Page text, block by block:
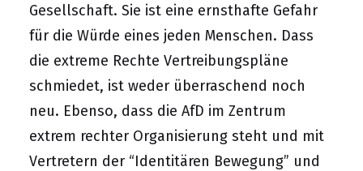
Gesellschaft. Sie ist eine ernsthafte Gefahr
für die Würde eines jeden Menschen. Dass
die extreme Rechte Vertreibungspläne
schmiedet, ist weder überraschend noch
neu. Ebenso, dass die AfD im Zentrum
extrem rechter Organisierung steht und mit
Vertretern der “Identitären Bewegung” und